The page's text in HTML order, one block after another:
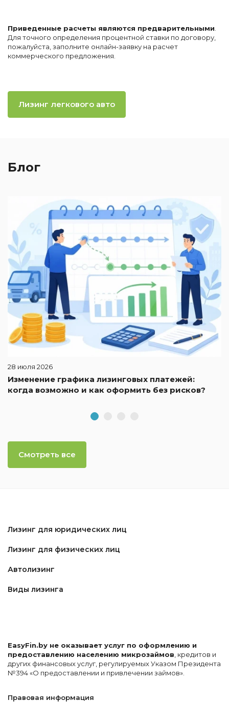
Приведенные расчеты являются предварительными
Для точного определения процентной ставки по договору,
пожалуйста, заполните онлайн-заявку на расчет
коммерческого предложения.
Лизинг легкового авто
Блог
28 июля 2026
Изменение графика лизинговых платежей:
когда возможно и как оформить без рисков?
Смотреть все
Лизинг для юридических лиц
Лизинг для физических лиц
Автолизинг
Виды лизинга
EasyFin.by не оказывает услуг по оформлению и
предоставлению населению микрозаймов , кредитов и
других финансовых услуг, регулируемых Указом Президента
№394 «О предоставлении и привлечении займов».
Правовая информация